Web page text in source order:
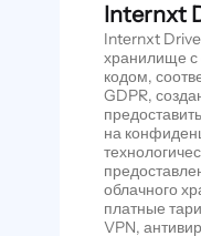
Internxt
Internxt
хранилище
кодом,
GDPR,
на
облачного
платные
VPN,